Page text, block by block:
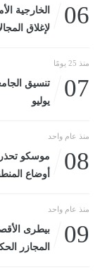
06
الخارجية
لإغلاق
منذ 25 يومًا
07
يوليو
منذ عام واحد
08
موسكو
أوضاع
منذ عام واحد
09
المجازر الحكومية